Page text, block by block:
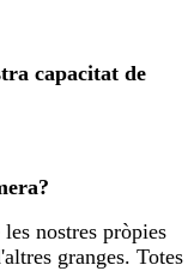
capacitat de
nostres pròpies
granges. Totes